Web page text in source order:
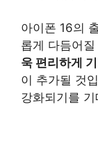
아이폰 16의
롭게 다듬어
욱 편리하게
이 추가될 것
강화되기를